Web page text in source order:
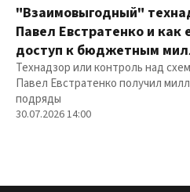
"Взаимовыгодный"
Павел Евстратенко и как
доступ к бюджетным
Технадзор или контроль над
Павел Евстратенко получил
подряды
30.07.2026 14:00